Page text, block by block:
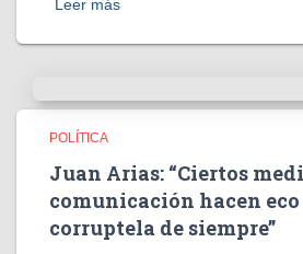
Leer más
POLÍTICA
Juan Arias: “Ciertos
comunicación hacen eco
corruptela de siempre”